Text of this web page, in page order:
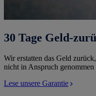
30 Tage Geld-
Wir erstatten das Geld
nicht in Anspruch genommen
Lese unsere Garantie